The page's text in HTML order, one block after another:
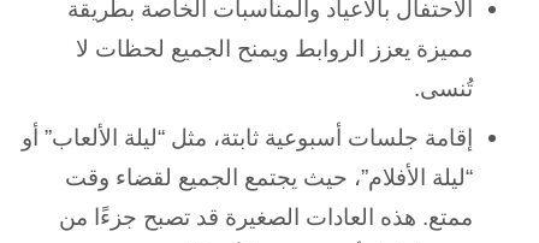
الاحتفال بالأعياد والمناسبات الخاصة بطريقة
مميزة يعزز الروابط ويمنح الجميع لحظات لا
تُنسى.
إقامة جلسات أسبوعية ثابتة، مثل “ليلة الألعاب” أو
“ليلة الأفلام”، حيث يجتمع الجميع لقضاء وقت
ممتع. هذه العادات الصغيرة قد تصبح جزءًا من